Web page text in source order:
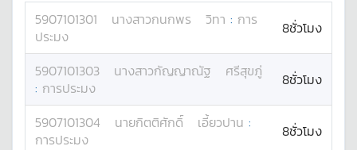
5907101301 นางสาวกนกพร วิทา : การ
ประมง
8ชั่วโมง
5907101303 นางสาวกัญญาณัฐ
ศรีสุขภู่
: การประมง 8ชั่วโมง
5907101304 นายกิตติศักดิ์ เอี้ยวปาน :
การประมง
8ชั่วโมง